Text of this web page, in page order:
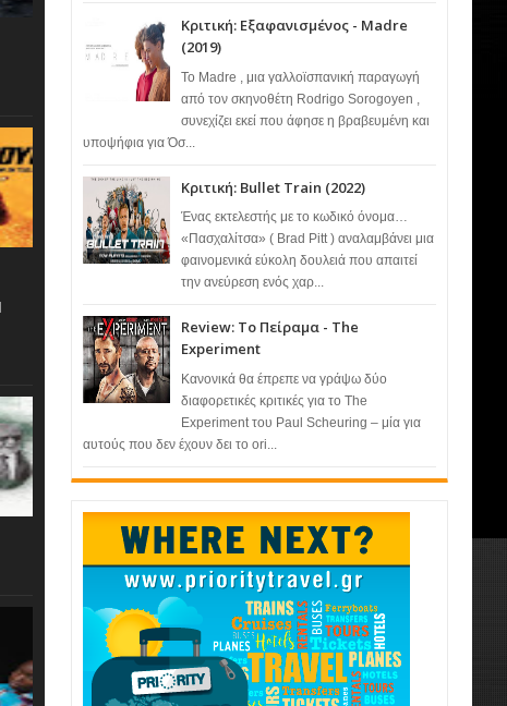
Κριτική: Εξαφανισμένος - Madre
(2019)
Το Madre , μια γαλλοϊσπανική παραγωγή
από τον σκηνοθέτη Rodrigo Sorogoyen ,
συνεχίζει εκεί που άφησε η βραβευμένη και
υποψήφια για Όσ...
Κριτική: Bullet Train (2022)
Ένας εκτελεστής με το κωδικό όνομα…
«Πασχαλίτσα» ( Brad Pitt ) αναλαμβάνει μια
φαινομενικά εύκολη δουλειά που απαιτεί
την ανεύρεση ενός χαρ...
Review: Το Πείραμα - The
Experiment
Κανονικά θα έπρεπε να γράψω δύο
διαφορετικές κριτικές για το The
Experiment του Paul Scheuring – μία για
αυτούς που δεν έχουν δει το ori...